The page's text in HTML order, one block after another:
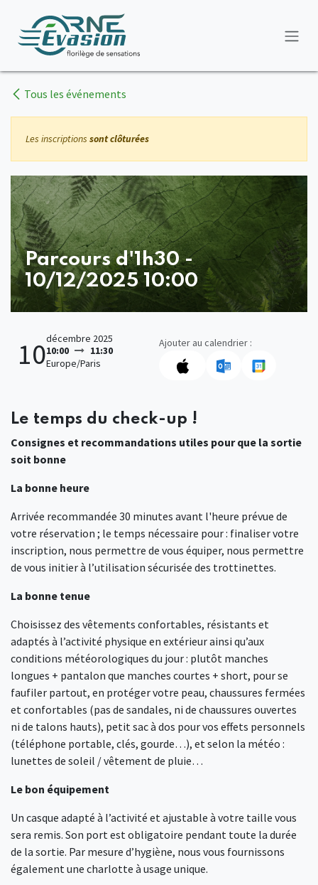
Tous les événements
Les inscriptions sont clôturées
Parcours d'1h30 -
10/12/2025 10:00
10décembre 2025
10:00
11:30
Europe/Paris
Ajouter au calendrier :
Le temps du check-up !
Consignes et recommandations utiles pour que la sortie
soit bonne
La bonne heure
Arrivée recommandée 30 minutes avant l'heure prévue de
votre réservation ; le temps nécessaire pour : finaliser votre
inscription, nous permettre de vous équiper, nous permettre
de vous initier à l’utilisation sécurisée des trottinettes.
La bonne tenue
Choisissez des vêtements confortables, résistants et
adaptés à l’activité physique en extérieur ainsi qu’aux
conditions météorologiques du jour : plutôt manches
longues + pantalon que manches courtes + short, pour se
faufiler partout, en protéger votre peau, chaussures fermées
et confortables (pas de sandales, ni de chaussures ouvertes
ni de talons hauts), petit sac à dos pour vos effets personnels
(téléphone portable, clés, gourde…), et selon la météo :
lunettes de soleil / vêtement de pluie…
Le bon équipement
Un casque adapté à l’activité et ajustable à votre taille vous
sera remis. Son port est obligatoire pendant toute la durée
de la sortie. Par mesure d’hygiène, nous vous fournissons
également une charlotte à usage unique.